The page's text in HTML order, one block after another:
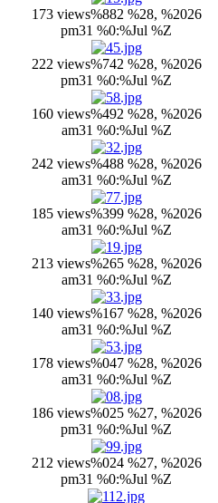
173 views%882 %28, %2026
pm31 %0:%Jul %Z
222 views%742 %28, %2026
pm31 %0:%Jul %Z
160 views%492 %28, %2026
am31 %0:%Jul %Z
242 views%488 %28, %2026
am31 %0:%Jul %Z
185 views%399 %28, %2026
am31 %0:%Jul %Z
213 views%265 %28, %2026
am31 %0:%Jul %Z
140 views%167 %28, %2026
am31 %0:%Jul %Z
178 views%047 %28, %2026
am31 %0:%Jul %Z
186 views%025 %27, %2026
pm31 %0:%Jul %Z
212 views%024 %27, %2026
pm31 %0:%Jul %Z